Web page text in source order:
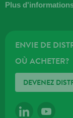
Plus
ENVIE DE
OÙ ACHETER?
DEVENEZ
LINKEDINYOUTUBE